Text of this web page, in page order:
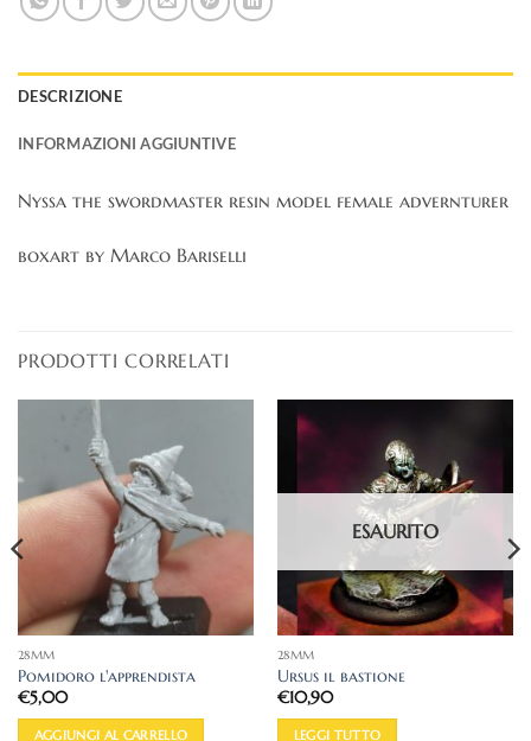
DESCRIZIONE
INFORMAZIONI AGGIUNTIVE
Nyssa the swordmaster resin model female advernturer
boxart by Marco Bariselli
PRODOTTI CORRELATI
28MM
Pomidoro l'apprendista
€5,00
AGGIUNGI AL CARRELLO
ESAURITO
28MM
Ursus il bastione
€10,90
LEGGI TUTTO